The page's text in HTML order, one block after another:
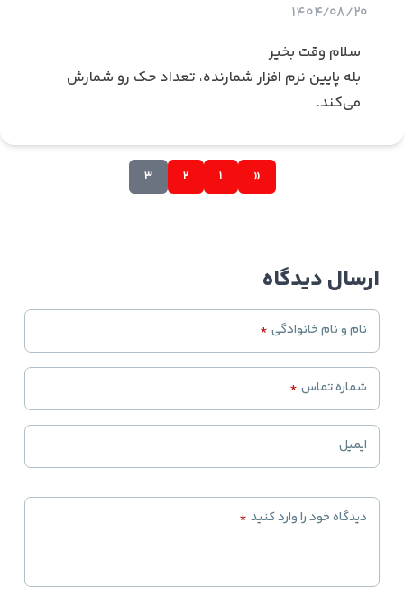
1404/08/20
سلام وقت بخیر
بله پایین نرم افزار شمارنده، تعداد حک رو شمارش
می‌کند.
«
1
2
3
ارسال دیدگاه
نام و نام خانوادگی *
شماره تماس *
ایمیل
دیدگاه خود را وارد کنید *